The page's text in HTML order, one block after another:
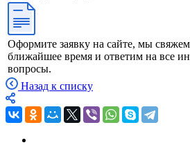
Оформите заявку на сайте, мы
ближайшее время и ответим на все
вопросы.
Назад к списку